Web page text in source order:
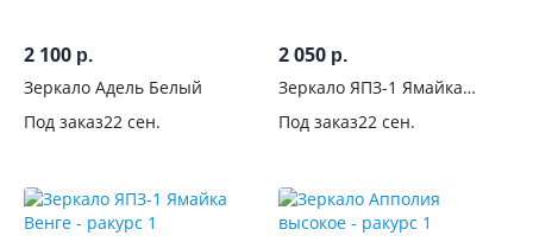
2 100 р.
Зеркало Адель Белый
Под заказ22 сен.
2 050 р.
Зеркало ЯПЗ-1 Ямайка
Под заказ22 сен.